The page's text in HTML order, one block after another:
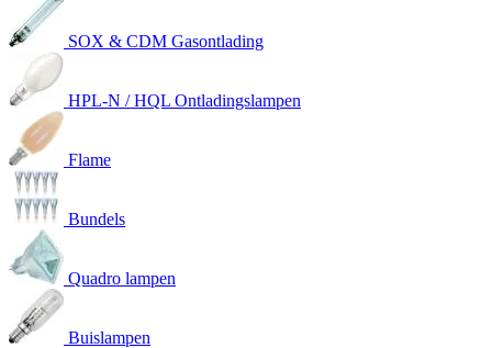
SOX & CDM Gasontlading
HPL-N / HQL Ontladingslampen
Flame
Bundels
Quadro lampen
Buislampen